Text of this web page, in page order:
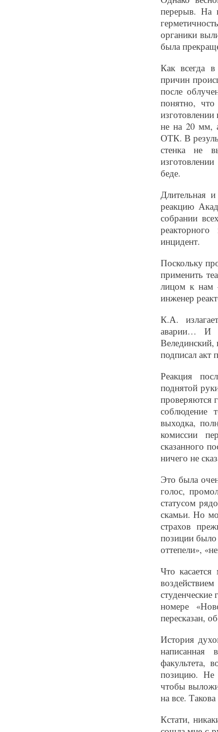
перерыв. На
органики
была
Как всегда
причин
после
понятно,
не на 20 мм,
ОТК. В
стенка не
беде.
Длительная
реакцию
собрании
инцидент.
Поскольку
применить
лицом к нам
инженер
К.А.
аварии… И
Велединский,
подписал акт
Реакция
поднятой
проверяются
соблюдение
выходка,
комиссии
сказанного
ничего не
Это была
голос,
статусом
скамьи. Но
страхов
позиции
оттепели»,
Что
студенческие
номере
пересказан,
История
написанная
факультета,
позицию. Не
чтобы
на все.
Кстати,